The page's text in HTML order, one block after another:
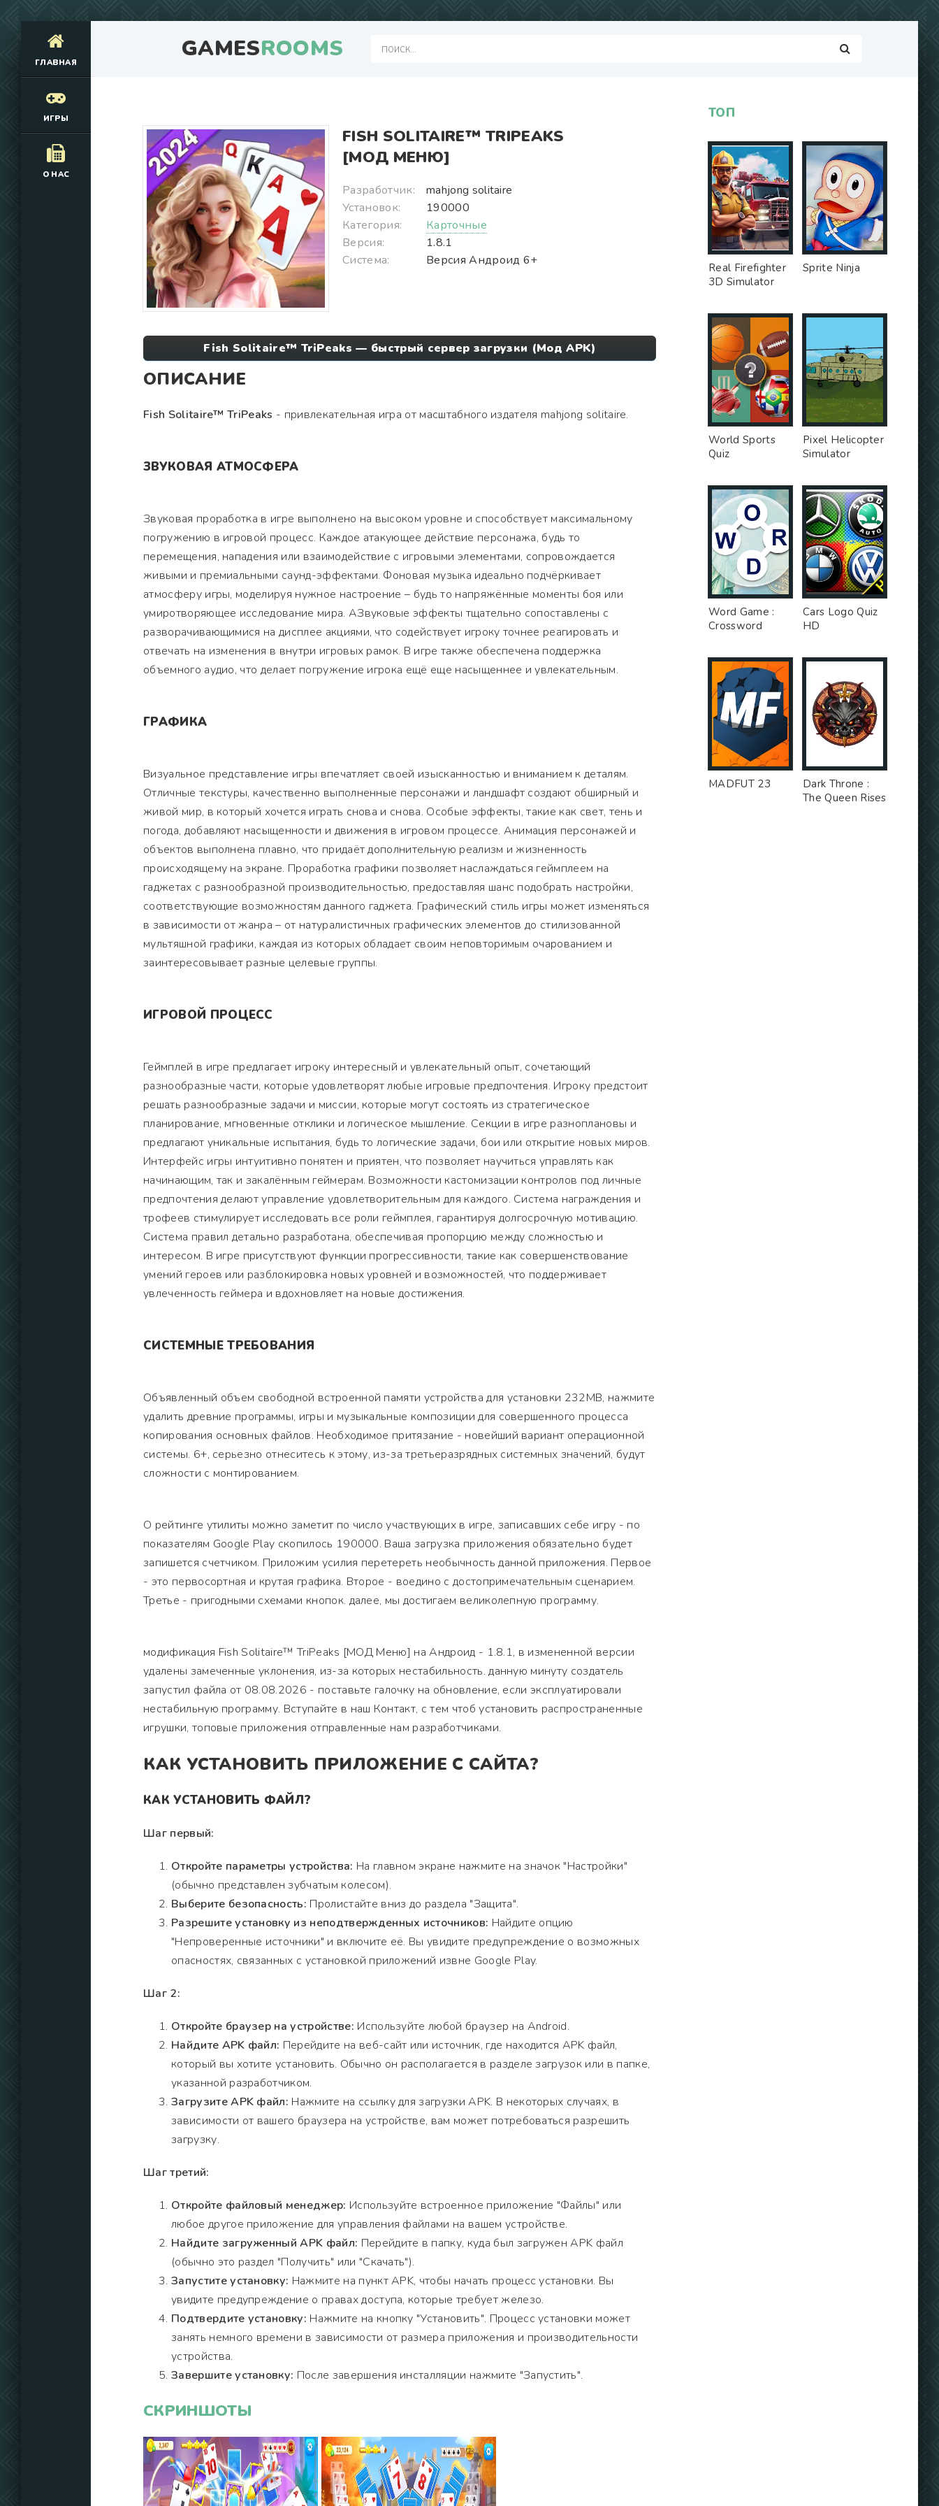
GAMESROOMS
ГЛАВНАЯ
ИГРЫ
О НАС
FISH SOLITAIRE™ TRIPEAKS
[МОД МЕНЮ]
Разработчик:
mahjong solitaire
Установок:
190000
Категория:
Карточные
Версия:
1.8.1
Система:
Версия Андроид 6+
Fish Solitaire™ TriPeaks — быстрый сервер загрузки (Мод APK)
ОПИСАНИЕ
Fish Solitaire™ TriPeaks - привлекательная игра от масштабного издателя mahjong solitaire.
ЗВУКОВАЯ АТМОСФЕРА
Звуковая проработка в игре выполнено на высоком уровне и способствует максимальному
погружению в игровой процесс. Каждое атакующее действие персонажа, будь то
перемещения, нападения или взаимодействие с игровыми элементами, сопровождается
живыми и премиальными саунд-эффектами. Фоновая музыка идеально подчёркивает
атмосферу игры, моделируя нужное настроение – будь то напряжённые моменты боя или
умиротворяющее исследование мира. АЗвуковые эффекты тщательно сопоставлены с
разворачивающимися на дисплее акциями, что содействует игроку точнее реагировать и
отвечать на изменения в внутри игровых рамок. В игре также обеспечена поддержка
объемного аудио, что делает погружение игрока ещё еще насыщеннее и увлекательным.
ГРАФИКА
Визуальное представление игры впечатляет своей изысканностью и вниманием к деталям.
Отличные текстуры, качественно выполненные персонажи и ландшафт создают обширный и
живой мир, в который хочется играть снова и снова. Особые эффекты, такие как свет, тень и
погода, добавляют насыщенности и движения в игровом процессе. Анимация персонажей и
объектов выполнена плавно, что придаёт дополнительную реализм и жизненность
происходящему на экране. Проработка графики позволяет наслаждаться геймплеем на
гаджетах с разнообразной производительностью, предоставляя шанс подобрать настройки,
соответствующие возможностям данного гаджета. Графический стиль игры может изменяться
в зависимости от жанра – от натуралистичных графических элементов до стилизованной
мультяшной графики, каждая из которых обладает своим неповторимым очарованием и
заинтересовывает разные целевые группы.
ИГРОВОЙ ПРОЦЕСС
Геймплей в игре предлагает игроку интересный и увлекательный опыт, сочетающий
разнообразные части, которые удовлетворят любые игровые предпочтения. Игроку предстоит
решать разнообразные задачи и миссии, которые могут состоять из стратегическое
планирование, мгновенные отклики и логическое мышление. Секции в игре разноплановы и
предлагают уникальные испытания, будь то логические задачи, бои или открытие новых миров.
Интерфейс игры интуитивно понятен и приятен, что позволяет научиться управлять как
начинающим, так и закалённым геймерам. Возможности кастомизации контролов под личные
предпочтения делают управление удовлетворительным для каждого. Система награждения и
трофеев стимулирует исследовать все роли геймплея, гарантируя долгосрочную мотивацию.
Система правил детально разработана, обеспечивая пропорцию между сложностью и
интересом. В игре присутствуют функции прогрессивности, такие как совершенствование
умений героев или разблокировка новых уровней и возможностей, что поддерживает
увлеченность геймера и вдохновляет на новые достижения.
СИСТЕМНЫЕ ТРЕБОВАНИЯ
Объявленный объем свободной встроенной памяти устройства для установки 232MB, нажмите
удалить древние программы, игры и музыкальные композиции для совершенного процесса
копирования основных файлов. Необходимое притязание - новейший вариант операционной
системы. 6+, серьезно отнеситесь к этому, из-за третьеразрядных системных значений, будут
сложности с монтированием.
О рейтинге утилиты можно заметит по число участвующих в игре, записавших себе игру - по
показателям Google Play скопилось 190000. Ваша загрузка приложения обязательно будет
запишется счетчиком. Приложим усилия перетереть необычность данной приложения. Первое
- это первосортная и крутая графика. Второе - воедино с достопримечательным сценарием.
Третье - пригодными схемами кнопок. далее, мы достигаем великолепную программу.
модификация Fish Solitaire™ TriPeaks [МОД Меню] на Андроид - 1.8.1, в измененной версии
удалены замеченные уклонения, из-за которых нестабильность. данную минуту создатель
запустил файла от 08.08.2026 - поставьте галочку на обновление, если эксплуатировали
нестабильную программу. Вступайте в наш Контакт, с тем чтоб установить распространенные
игрушки, топовые приложения отправленные нам разработчиками.
КАК УСТАНОВИТЬ ПРИЛОЖЕНИЕ С САЙТА?
КАК УСТАНОВИТЬ ФАЙЛ?
Шаг первый:
Откройте параметры устройства: На главном экране нажмите на значок "Настройки"
(обычно представлен зубчатым колесом).
Выберите безопасность: Пролистайте вниз до раздела "Защита".
Разрешите установку из неподтвержденных источников: Найдите опцию
"Непроверенные источники" и включите её. Вы увидите предупреждение о возможных
опасностях, связанных с установкой приложений извне Google Play.
Шаг 2:
Откройте браузер на устройстве: Используйте любой браузер на Android.
Найдите APK файл: Перейдите на веб-сайт или источник, где находится APK файл,
который вы хотите установить. Обычно он располагается в разделе загрузок или в папке,
указанной разработчиком.
Загрузите APK файл: Нажмите на ссылку для загрузки APK. В некоторых случаях, в
зависимости от вашего браузера на устройстве, вам может потребоваться разрешить
загрузку.
Шаг третий:
Откройте файловый менеджер: Используйте встроенное приложение "Файлы" или
любое другое приложение для управления файлами на вашем устройстве.
Найдите загруженный APK файл: Перейдите в папку, куда был загружен APK файл
(обычно это раздел "Получить" или "Скачать").
Запустите установку: Нажмите на пункт APK, чтобы начать процесс установки. Вы
увидите предупреждение о правах доступа, которые требует железо.
Подтвердите установку: Нажмите на кнопку "Установить". Процесс установки может
занять немного времени в зависимости от размера приложения и производительности
устройства.
Завершите установку: После завершения инсталляции нажмите "Запустить".
СКРИНШОТЫ
ТОП
Real Firefighter
3D Simulator
Sprite Ninja
World Sports
Quiz
Pixel Helicopter
Simulator
Word Game :
Crossword
Cars Logo Quiz
HD
MADFUT 23
Dark Throne :
The Queen Rises